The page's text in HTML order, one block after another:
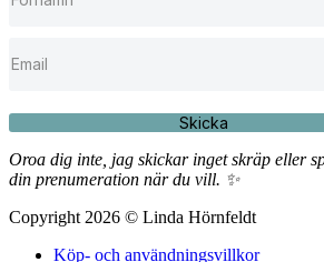
Skicka
Oroa dig inte, jag skickar inget skräp eller
din prenumeration när du vill. ✨
Copyright 2026 © Linda Hörnfeldt
Köp- och användningsvillkor